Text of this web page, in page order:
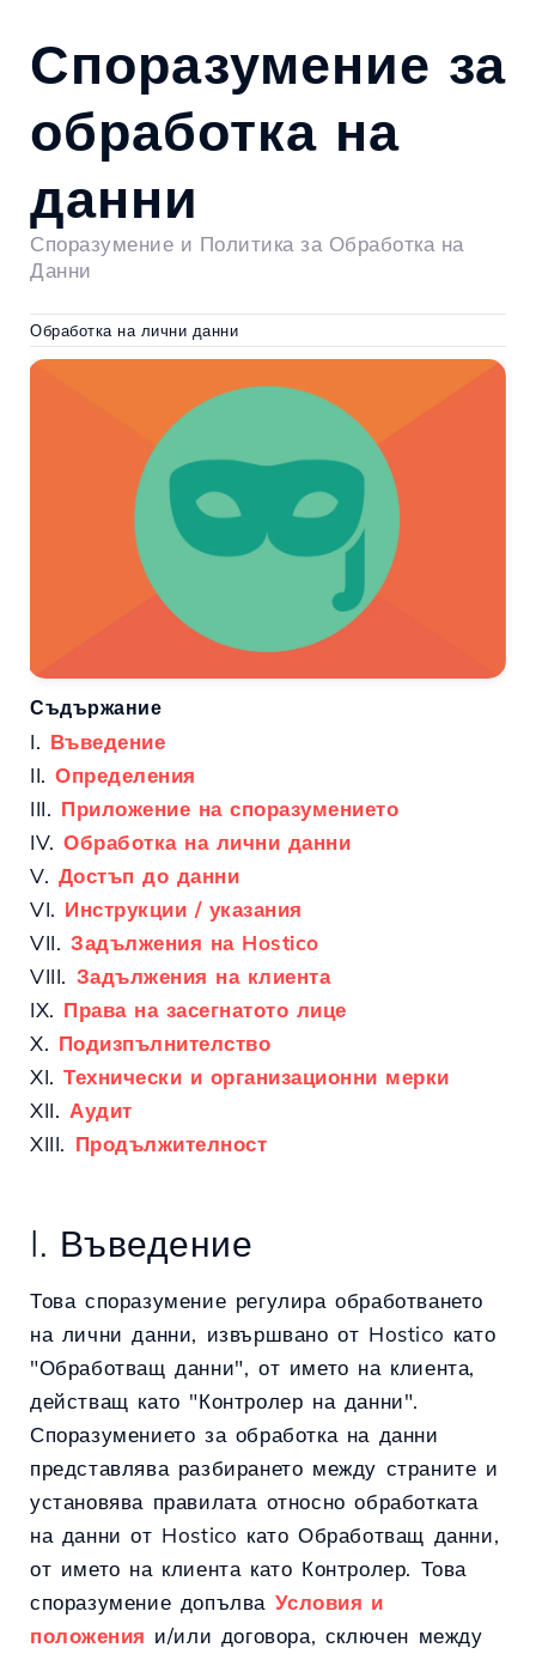
Споразумение за
обработка на
данни
Споразумение и Политика за Обработка на
Данни
Обработка на лични данни
Съдържание
I. Въведение
II.Определения
III. Приложение на споразумението
IV.Обработка на лични данни
V. Достъп до данни
VI. Инструкции / указания
VII. Задължения на Hostico
VIII. Задължения на клиента
IX. Права на засегнатото лице
X. Подизпълнителство
XI.Технически и организационни мерки
XII. Аудит
XIII. Продължителност
I. Въведение
Това споразумение регулира обработването
на лични данни, извършвано от Hostico като
"Обработващ данни", от името на клиента,
действащ като "Контролер на данни".
Споразумението за обработка на данни
представлява разбирането между страните и
установява правилата относно обработката
на данни от Hostico като Обработващ данни,
от името на клиента като Контролер. Това
споразумение допълва Условия и
положения и/или договора, сключен между